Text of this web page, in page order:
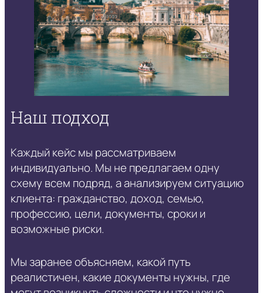
Наш подход
Каждый кейс мы рассматриваем
индивидуально. Мы не предлагаем одну
схему всем подряд, а анализируем ситуацию
клиента: гражданство, доход, семью,
профессию, цели, документы, сроки и
возможные риски.
Мы заранее объясняем, какой путь
реалистичен, какие документы нужны, где